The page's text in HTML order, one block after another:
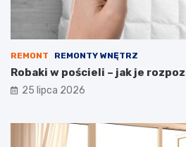
REMONT REMONTY WNĘTRZ
Robaki w pościeli – jak je
25 lipca 2026